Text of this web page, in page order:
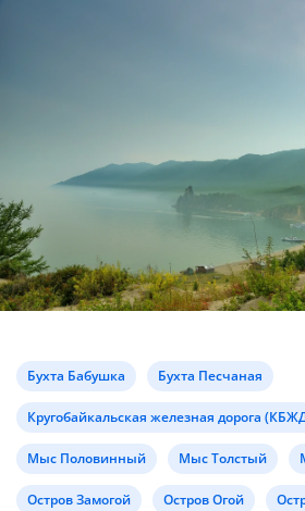
Бухта Бабушка Бухта Песчаная
Кругобайкальская железная дорога
Мыс Половинный Мыс Толстый
Остров Замогой Остров Огой